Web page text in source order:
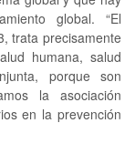
global. “El
trata precisamente
humana, salud
porque son
la asociación
en la prevención